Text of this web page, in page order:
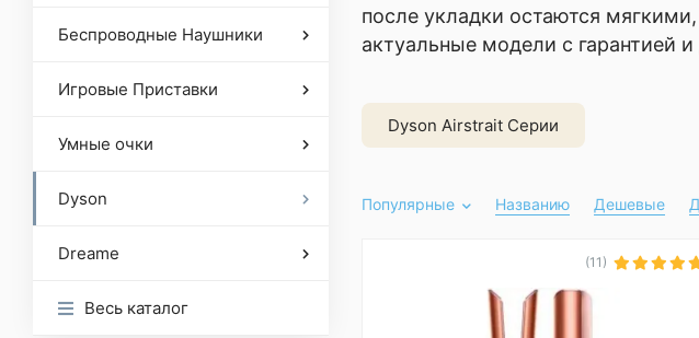
Беспроводные Наушники
Игровые Приставки
Умные очки
Dyson
Dreame
Весь каталог
после укладки остаются
актуальные модели с гарантией
Dyson Airstrait Серии
Популярные Названию Дешевые
(11)